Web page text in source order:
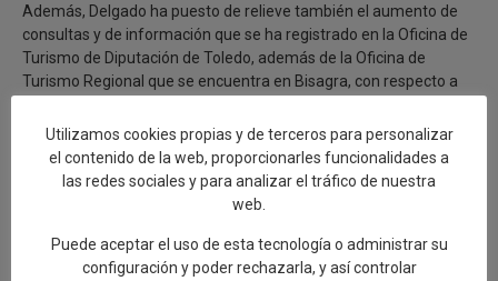
Además, Delgado ha puesto de relieve también el aumento de
consultas y de información que se ha registrado en la Oficina de
Turismo de Diputación de Toledo, además de la Oficina de
Turismo Regional que se encuentra en Bisagra, con respecto a
a Talavera como destino de interés turístico.
Según los datos estadísticos, también se ha producido un
incremento del 5% del turismo individual, frente al turismo en
grupo, donde los grupos registrados suponen el 25,6% del total
del número de turistas que se han recepcionado desde la Oficina
de Turismo.
Utilizamos cookies propias y de terceros para personalizar
el contenido de la web, proporcionarles funcionalidades a
las redes sociales y para analizar el tráfico de nuestra
web.
Puede aceptar el uso de esta tecnología o administrar su
configuración y poder rechazarla, y así controlar